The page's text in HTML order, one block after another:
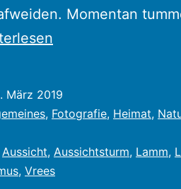
Momentan
März 2019
, Fotografie, Heimat,
Aussicht, Aussichtsturm, Lamm,
, Vrees